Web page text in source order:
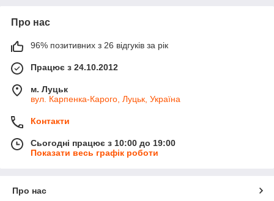
дуги захисту бампера
молдинги дверей
бризковики
аксесуари та декоративні елементи
122 позиції — найбільший вибір деталей серед
випуску
Про нас
96% позитивних з 26 відгуків за рік
Працює з 24.10.2012
м. Луцьк
вул. Карпенка-Карого, Луцьк, Україна
Контакти
Сьогодні працює з 10:00 до 19:00
Показати весь графік роботи
Про нас